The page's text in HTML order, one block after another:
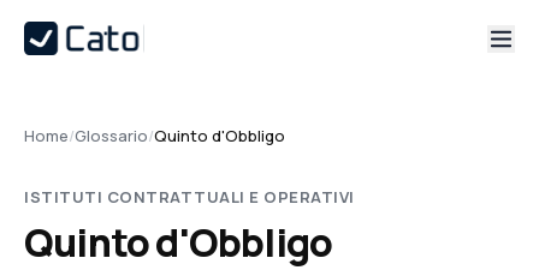
Home/Glossario/Quinto d'Obbligo
ISTITUTI CONTRATTUALI E OPERATIVI
Quinto d'Obbligo